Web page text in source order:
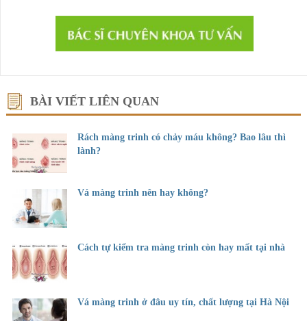
BÀI VIẾT LIÊN QUAN
Rách màng trinh có chảy máu không? Bao lâu thì
lành?
Vá màng trinh nên hay không?
Cách tự kiểm tra màng trinh còn hay mất tại nhà
Vá màng trinh ở đâu uy tín, chất lượng tại Hà Nội